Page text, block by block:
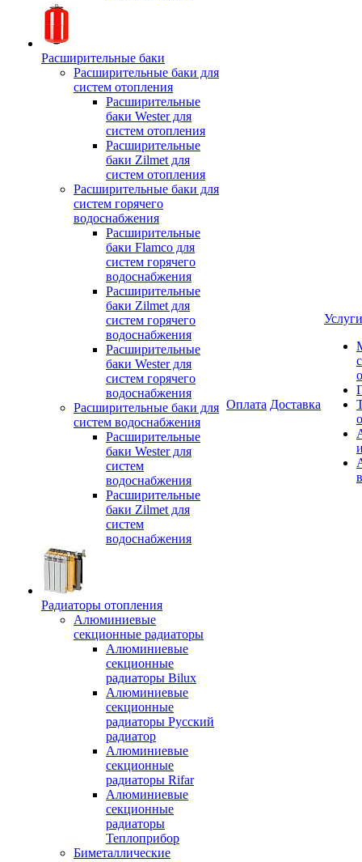
Расширительные баки
Расширительные баки для
систем отопления
Расширительные
баки Wester для
систем отопления
Расширительные
баки Zilmet для
систем отопления
Расширительные баки для
систем горячего
водоснабжения
Расширительные
баки Flamco для
систем горячего
водоснабжения
Расширительные
баки Zilmet для
систем горячего
водоснабжения
Расширительные
баки Wester для
систем горячего
водоснабжения
Расширительные баки для
систем водоснабжения
Расширительные
баки Wester для
систем
водоснабжения
Расширительные
баки Zilmet для
систем
водоснабжения
Радиаторы отопления
Алюминиевые
секционные радиаторы
Алюминиевые
секционные
радиаторы Bilux
Алюминиевые
секционные
радиаторы Русский
радиатор
Алюминиевые
секционные
радиаторы Rifar
Алюминиевые
секционные
радиаторы
Теплоприбор
Биметаллические
Оплата Доставка
Услуги